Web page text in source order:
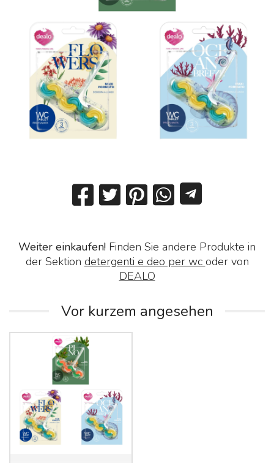
Weiter einkaufen! Finden Sie andere Produkte in
der Sektion detergenti e deo per wc oder von
DEALO
Vor kurzem angesehen